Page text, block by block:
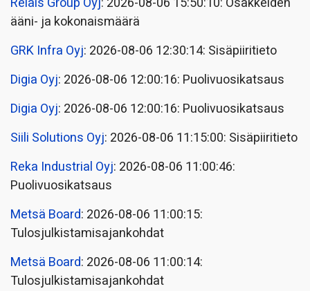
ääni- ja kokonaismäärä
GRK Infra Oyj: 2026-08-06 12:30:14: Sisäpiiritieto
Digia Oyj: 2026-08-06 12:00:16: Puolivuosikatsaus
Digia Oyj: 2026-08-06 12:00:16: Puolivuosikatsaus
Siili Solutions Oyj: 2026-08-06 11:15:00: Sisäpiiritieto
Reka Industrial Oyj: 2026-08-06 11:00:46:
Puolivuosikatsaus
Metsä Board: 2026-08-06 11:00:15:
Tulosjulkistamisajankohdat
Metsä Board: 2026-08-06 11:00:14:
Tulosjulkistamisajankohdat